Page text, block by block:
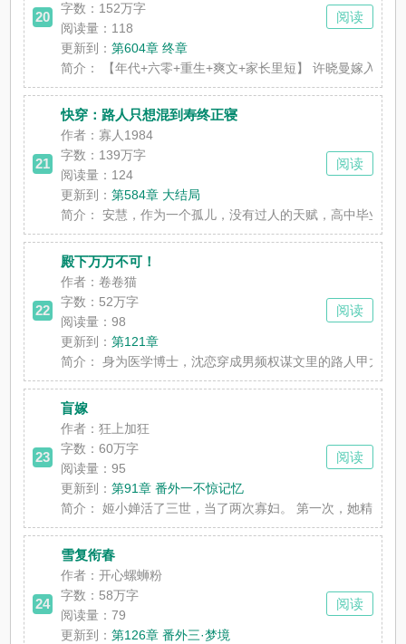
20
字数： 152万字
阅读量：118
更新到：第604章 终章
简介：
【年代+六零+重生+爽文+家长里短】 许晓曼嫁入张
阅读
21
快穿：路人只想混到寿终正寝
作者：寡人1984
字数： 139万字
阅读量：124
更新到：第584章 大结局
简介：
安慧，作为一个孤儿，没有过人的天赋，高中毕业就
阅读
22
殿下万万不可！
作者：卷卷猫
字数： 52万字
阅读量：98
更新到：第121章
简介：
身为医学博士，沈恋穿成男频权谋文里的路人甲太医
阅读
23
盲嫁
作者：狂上加狂
字数：60万字
阅读量：95
更新到：第91章 番外一不惊记忆
简介：
姬小婵活了三世，当了两次寡妇。 第一次，她精打
阅读
24
雪复衔春
作者：开心螺蛳粉
字数： 58万字
阅读量：79
更新到：第126章 番外三·梦境
阅读